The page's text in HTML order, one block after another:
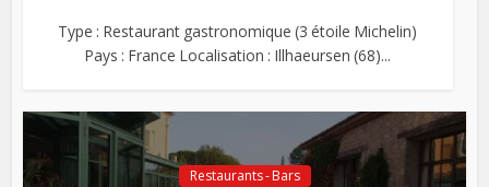
Type : Restaurant gastronomique (3 étoile Michelin)
Pays : France Localisation : Illhaeursen (68)...
Restaurants - Bars